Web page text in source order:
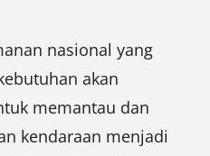
nasional yang
akan
memantau dan
kendaraan menjadi